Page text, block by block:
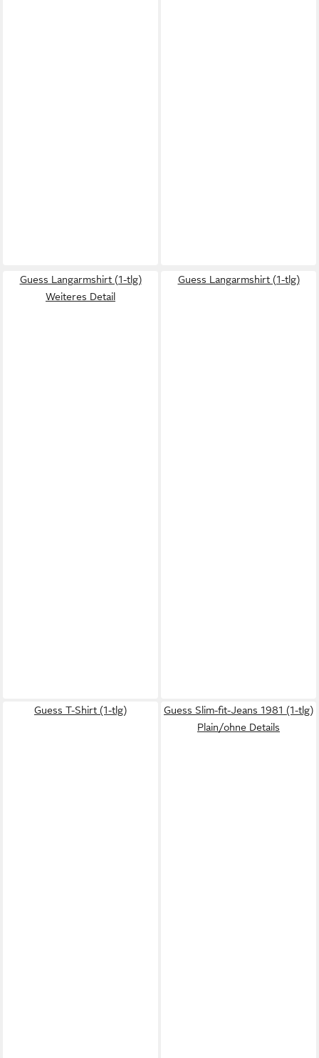
Guess Langarmshirt (1-tlg)
Weiteres Detail
Guess Langarmshirt (1-tlg)
Guess T-Shirt (1-tlg)
Guess Slim-fit-Jeans 1981 (1-tlg)
Plain/ohne Details